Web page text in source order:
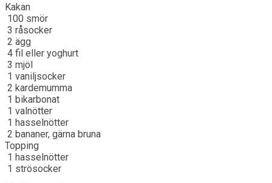
Kakan
100 smör
3 råsocker
2 ägg
4 fil eller yoghurt
3 mjöl
1 vaniljsocker
2 kardemumma
1 bikarbonat
1 valnötter
1 hasselnötter
2 bananer, gärna bruna
Topping
1 hasselnötter
1 strösocker